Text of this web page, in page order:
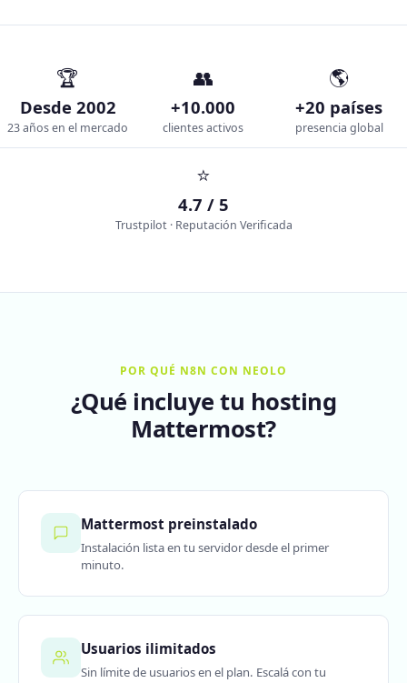
🏆
Desde 2002
23 años en el mercado
👥
+10.000
clientes activos
🌎
+20 países
presencia global
⭐
4.7 / 5
Trustpilot · Reputación Verificada
POR QUÉ N8N CON NEOLO
¿Qué incluye tu hosting
Mattermost?
Mattermost preinstalado
Instalación lista en tu servidor desde el primer
minuto.
Usuarios ilimitados
Sin límite de usuarios en el plan. Escalá con tu